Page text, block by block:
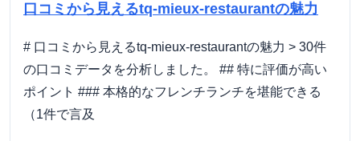
口コミから見えるtq-mieux-restaurantの魅力
# 口コミから見えるtq-mieux-restaurantの魅力 > 30件
の口コミデータを分析しました。 ## 特に評価が高い
ポイント ### 本格的なフレンチランチを堪能できる
（1件で言及